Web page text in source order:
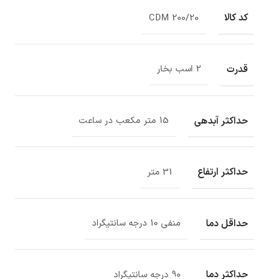
کد کالا CDM 200/20
قدرت 2 اسب بخار
حداکثر آبدهی 15 متر مکعب در ساعت
حداکثر ارتفاع 31 متر
حداقل دما منفی 10 درجه سانتیگراد
حداکثر دما 90 درجه سانتیگراد